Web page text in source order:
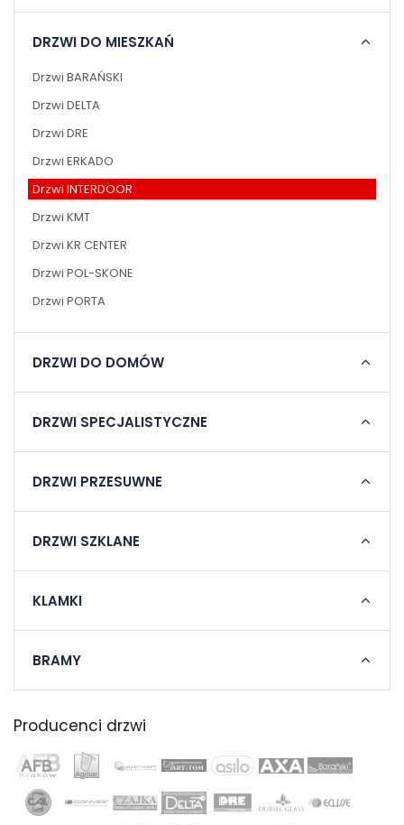
DRZWI DO MIESZKAŃ
Drzwi BARAŃSKI
Drzwi DELTA
Drzwi DRE
Drzwi ERKADO
Drzwi INTERDOOR
Drzwi KMT
Drzwi KR CENTER
Drzwi POL-SKONE
Drzwi PORTA
DRZWI DO DOMÓW
DRZWI SPECJALISTYCZNE
DRZWI PRZESUWNE
DRZWI SZKLANE
KLAMKI
BRAMY
Producenci drzwi